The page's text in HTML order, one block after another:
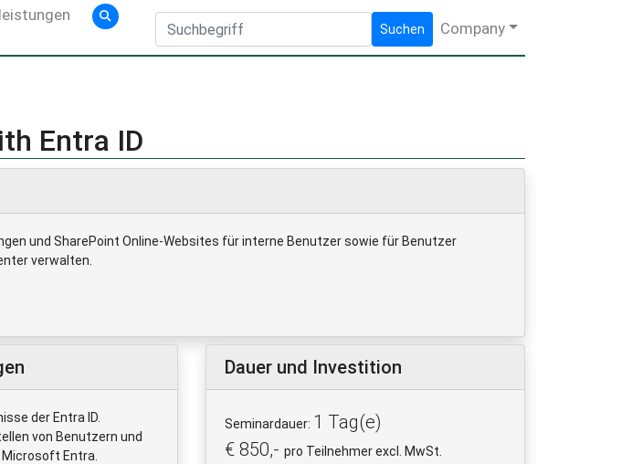
Suchen Company
Entra ID
und SharePoint Online-Websites für interne Benutzer sowie für Benutzer
verwalten.
der Entra ID.
von Benutzern und
Entra.
Dauer und Investition
Seminardauer: 1 Tag(e)
€ 850,- pro Teilnehmer excl. MwSt.